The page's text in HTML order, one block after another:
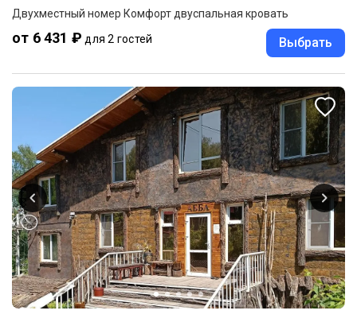
Двухместный номер Комфорт двуспальная кровать
от 6 431 ₽ для 2 гостей Выбрать